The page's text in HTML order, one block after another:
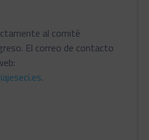
al comité
El correo de contacto
.